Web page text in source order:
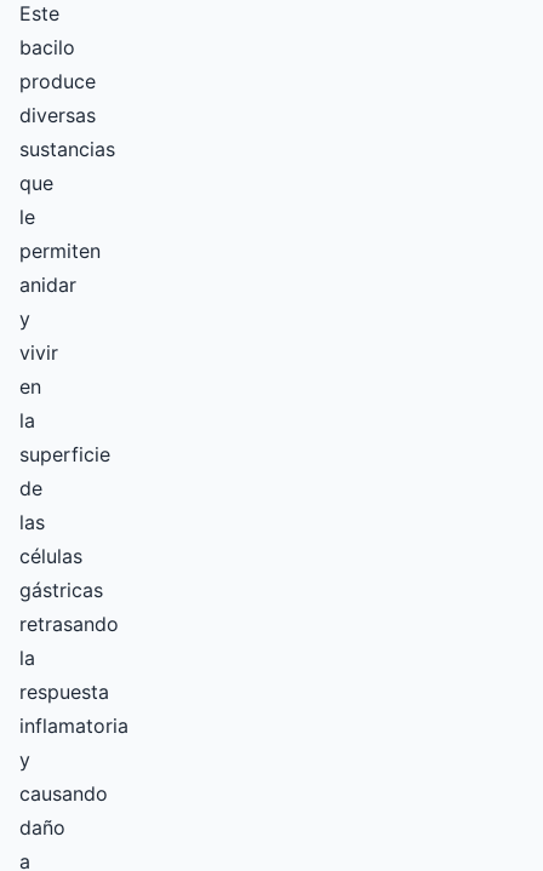
Este
bacilo
produce
diversas
sustancias
que
le
permiten
anidar
y
vivir
en
la
superficie
de
las
células
gástricas
retrasando
la
respuesta
inflamatoria
y
causando
daño
a